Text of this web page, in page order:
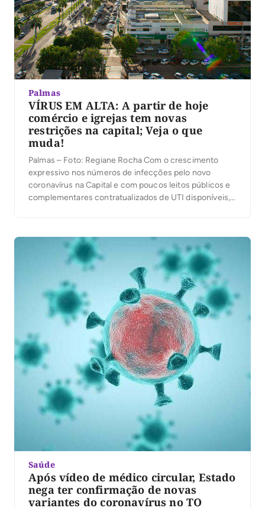
Palmas
VÍRUS EM ALTA: A partir de hoje
comércio e igrejas tem novas
restrições na capital; Veja o que
muda!
Palmas – Foto: Regiane Rocha Com o crescimento
expressivo nos números de infecções pelo novo
coronavírus na Capital e com poucos leitos públicos e
complementares contratualizados de UTI disponíveis, a
Oficial do Município desta sexta-feira, 19, revoga o
Decreto nº 1.982, […]
Saúde
Após vídeo de médico circular, Estado
nega ter confirmação de novas
variantes do coronavírus no TO